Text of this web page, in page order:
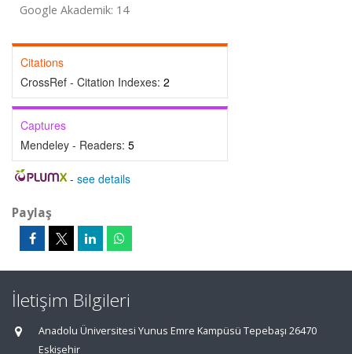
Google Akademik: 14
Citations
CrossRef - Citation Indexes: 2
Captures
Mendeley - Readers: 5
- see details
Paylaş
İletişim Bilgileri
Anadolu Üniversitesi Yunus Emre Kampüsü Tepebaşı 26470
Eskişehir